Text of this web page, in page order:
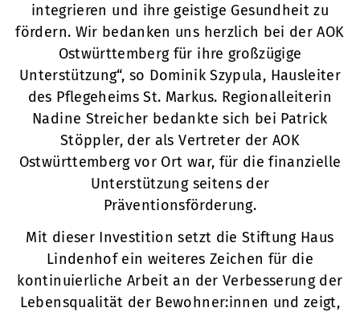
integrieren und ihre geistige Gesundheit zu
fördern. Wir bedanken uns herzlich bei der AOK
Ostwürttemberg für ihre großzügige
Unterstützung“, so Dominik Szypula, Hausleiter
des Pflegeheims St. Markus. Regionalleiterin
Nadine Streicher bedankte sich bei Patrick
Stöppler, der als Vertreter der AOK
Ostwürttemberg vor Ort war, für die finanzielle
Unterstützung seitens der
Präventionsförderung.
Mit dieser Investition setzt die Stiftung Haus
Lindenhof ein weiteres Zeichen für die
kontinuierliche Arbeit an der Verbesserung der
Lebensqualität der Bewohner:innen und zeigt,